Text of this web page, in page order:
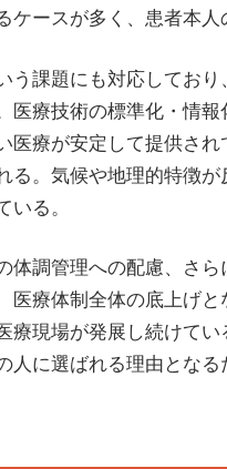
ースが多く、患者本人
う課題にも対応してお
医療技術の標準化・情
医療が安定して提供さ
る。気候や地理的特徴
る。
体調管理への配慮、さ
医療体制全体の底上げ
療現場が発展し続けて
に選ばれる理由となる